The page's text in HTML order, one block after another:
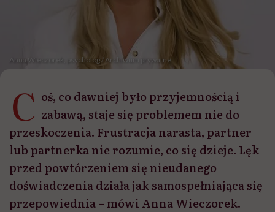
Anna Wieczorek, psycholog / Archiwum prywatne
C oś, co dawniej było przyjemnością i
zabawą, staje się problemem nie do
przeskoczenia. Frustracja narasta, partner
lub partnerka nie rozumie, co się dzieje. Lęk
przed powtórzeniem się nieudanego
doświadczenia działa jak samospełniająca się
przepowiednia – mówi Anna Wieczorek.